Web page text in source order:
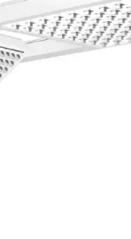
9º
10º